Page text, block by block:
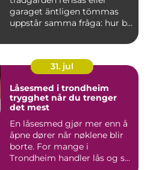
garaget äntligen tömmas
uppstår samma fråga: hur b...
31. jul
Låsesmed i trondheim
trygghet når du trenger
det mest
En låsesmed gjør mer enn å
åpne dører når nøklene blir
borte. For mange i
Trondheim handler lås og s...